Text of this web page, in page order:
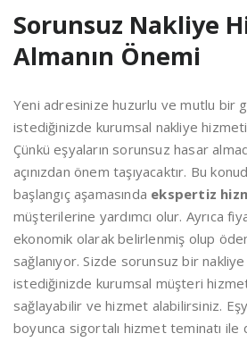
Sorunsuz Nakliye
Almanın Önemi
Yeni adresinize huzurlu ve mutlu bir
istediğinizde kurumsal nakliye
Çünkü eşyaların sorunsuz hasar
açınızdan önem taşıyacaktır. Bu
başlangıç aşamasında ekspertiz
müşterilerine yardımcı olur. Ayrıca
ekonomik olarak belirlenmiş olup
sağlanıyor. Sizde sorunsuz bir
istediğinizde kurumsal müşteri
sağlayabilir ve hizmet alabilirsiniz.
boyunca sigortalı hizmet teminatı